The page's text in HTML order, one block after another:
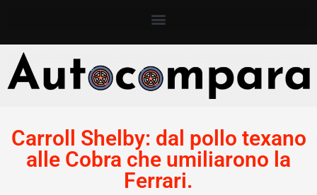
Carroll Shelby: dal pollo texano
alle Cobra che umiliarono la
Ferrari.